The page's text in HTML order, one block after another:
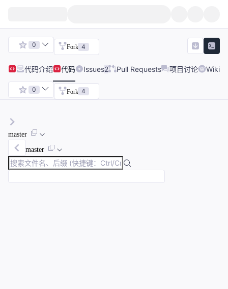
0 Fork 4
代码介绍 代码 Issues2 Pull Requests 项目讨论 Wiki
0 Fork 4
master
master